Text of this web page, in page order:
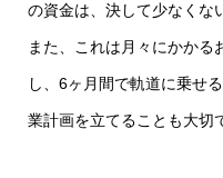
の資金は、決して少なくな
また、これは月々にかかる
し、6ヶ月間で軌道に乗せ
業計画を立てることも大切